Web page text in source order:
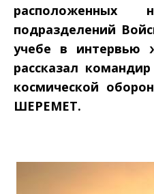
подразделений
учебе в интервью
рассказал
космической
ШЕРЕМЕТ.